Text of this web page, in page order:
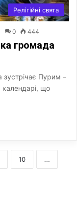
Релігійні свята
0 444
громада
Пурим –
календарі, що
10 ...